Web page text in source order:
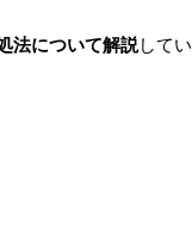
法について解説してい